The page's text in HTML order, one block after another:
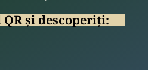
și descoperiți: